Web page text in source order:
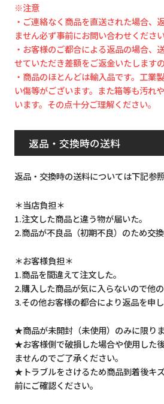
※注意
・ご連絡なく商品を直送された場合、
ません必ず事前にお問い合わせください
・お客様のご都合による返品の場合、
せていただき差額をご返金いたします
・商品のほとんどは輸入品です。工業
い傷等がございます。また箱等も汚れ
います。その点十分ご理解ください。
返品・交換時の送料
返品・交換時の送料については下記参
＊当店負担＊
1.注文した商品と違う物が届いた。
2.商品が不良品（初期不良）のため交
＊お客様負担＊
1.商品を間違えて注文した。
2.購入した商品が気に入らないので他
3.その他お客様の都合により返品を申
★商品が未開封（未使用）のみに限り
★お客様側で破損した場合や使用した
ませんのでご了承ください。
★トラブルをさけるため商品到着後キ
前にご確認ください。